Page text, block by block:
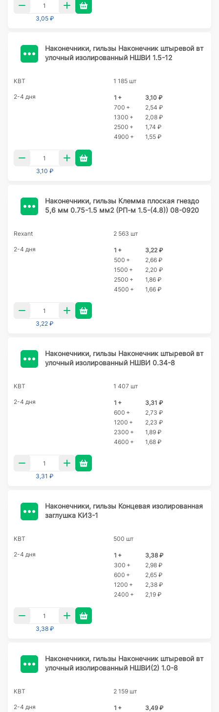
3,05 ₽
Наконечники, гильзы Наконечник штыревой вт
улочный изолированный НШВИ 1.5-12
КВТ 1 185 шт
2-4 дня 1 +
3,10 ₽
700 +
2,54 ₽
1300 +
2,08 ₽
2500 +
1,74 ₽
4900 +
1,55 ₽
3,10 ₽
Наконечники, гильзы Клемма плоская гнездо
5,6 мм 0.75-1.5 мм2 (РП-м 1.5-(4.8)) 08-0920
Rexant 2 563 шт
2-4 дня 1 +
3,22 ₽
500 +
2,66 ₽
1500 +
2,20 ₽
2500 +
1,86 ₽
4500 +
1,66 ₽
3,22 ₽
Наконечники, гильзы Наконечник штыревой вт
улочный изолированный НШВИ 0.34-8
КВТ 1 407 шт
2-4 дня 1 +
3,31 ₽
600 +
2,73 ₽
1200 +
2,23 ₽
2300 +
1,89 ₽
4600 +
1,68 ₽
3,31 ₽
Наконечники, гильзы Концевая изолированная
заглушка КИЗ-1
КВТ 500 шт
2-4 дня 1 +
3,38 ₽
300 +
2,98 ₽
600 +
2,65 ₽
1200 +
2,38 ₽
2400 +
2,19 ₽
3,38 ₽
Наконечники, гильзы Наконечник штыревой вт
улочный изолированный НШВИ(2) 1.0-8
КВТ 2 159 шт
2-4 дня 1 +
3,49 ₽